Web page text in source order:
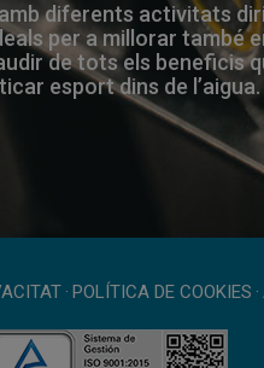
diferents activitats
per a millorar també
de tots els beneficis
esport dins de l’aigua.
· POLÍTICA DE COOKIES ·